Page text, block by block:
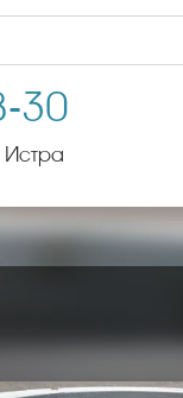
30
Истра